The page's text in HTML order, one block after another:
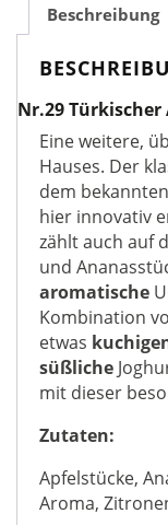
Beschreibung
Nr.29
Eine weitere,
Hauses. Der
dem
hier innovativ
zählt auch auf
und
aromatische
Kombination
etwas
süßliche
mit dieser
Zutaten:
Apfelstücke,
Aroma,